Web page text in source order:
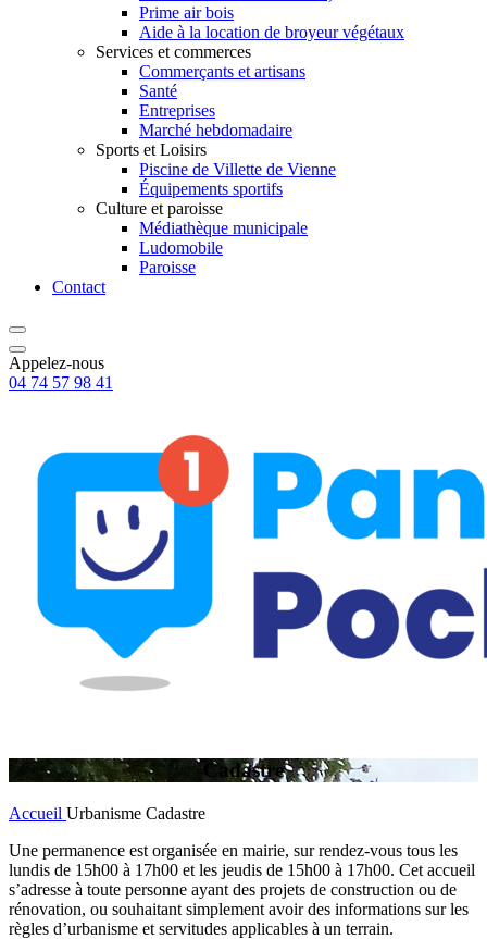
Prime air bois
Aide à la location de broyeur végétaux
Services et commerces
Commerçants et artisans
Santé
Entreprises
Marché hebdomadaire
Sports et Loisirs
Piscine de Villette de Vienne
Équipements sportifs
Culture et paroisse
Médiathèque municipale
Ludomobile
Paroisse
Contact
Appelez-nous
04 74 57 98 41
Cadastre
Accueil Urbanisme Cadastre
Une permanence est organisée en mairie, sur rendez-vous tous les
lundis de 15h00 à 17h00 et les jeudis de 15h00 à 17h00. Cet accueil
s’adresse à toute personne ayant des projets de construction ou de
rénovation, ou souhaitant simplement avoir des informations sur les
règles d’urbanisme et servitudes applicables à un terrain.